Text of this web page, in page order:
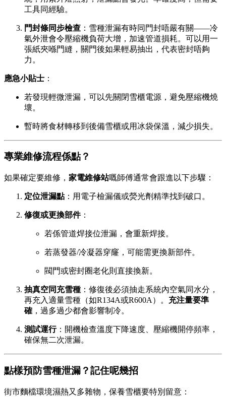
工具同經驗。
門封條同步檢查 ：雪種泄漏有時同門封唔嚴有關——冷
氣外泄會令壓縮機負荷大增，加速管道損耗。可以用一
張紙夾喺門縫，關門後如果輕易抽出，代表密封唔夠
力。
應急小貼士 ：
若發現輕微泄漏，可以先關閉雪櫃電源，避免壓縮機燒
壞。
暫時將食材轉移到後備雪櫃或用冰袋保溫，減少損失。
專業維修流程係點？
如果確定要維修， 家電維修站嘅師傅通常會跟進以下步驟：
定位泄漏點：用電子檢漏儀或熒光劑精準找到破口。
修復或更換部件：
若係管道焊接位泄漏，會重新焊接。
若蒸發器/冷凝器穿窿，可能需更換新部件。
閥門或密封圈老化則直接換新。
抽真空同充雪種 ：修復後必須抽走系統內空氣同水分，
再充入適量雪種（如R134A或R600A）。 充注量要準
確 ，過多過少都會影響制冷。
測試運行：開機檢查溫度下降速度、壓縮機開停頻率，
確保無二次泄漏。
點樣預防雪種泄漏？記住呢幾招
街市麵檔環境濕熱又多雜物，保養雪櫃要特別留意：